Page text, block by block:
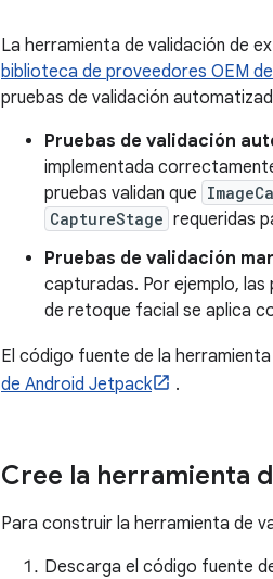
La herramienta de validación de
biblioteca de proveedores OEM
pruebas de validación
Pruebas de validación
implementada
pruebas validan que
CaptureStage requeridas
Pruebas de validación
capturadas. Por ejemplo,
de retoque facial se aplica
El código fuente de la
de Android Jetpack
.
Cree la herramienta
Para construir la herramienta de
Descarga el código fuente